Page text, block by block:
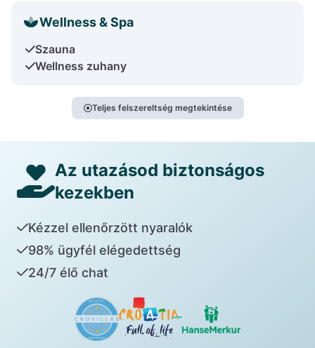
Wellness & Spa
Szauna
Wellness zuhany
Teljes felszereltség megtekintése
Az utazásod biztonságos
kezekben
Kézzel ellenőrzött nyaralók
98% ügyfél elégedettség
24/7 élő chat